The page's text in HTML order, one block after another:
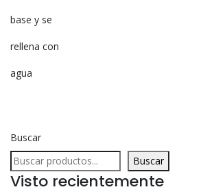
base y se
rellena con
agua
Buscar
Buscar
Visto recientemente